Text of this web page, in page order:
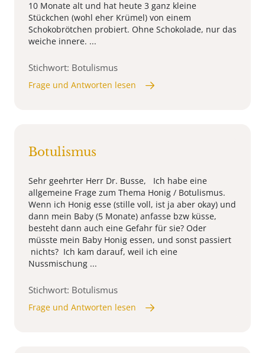
10 Monate alt und hat heute 3 ganz kleine
Stückchen (wohl eher Krümel) von einem
Schokobrötchen probiert. Ohne Schokolade, nur das
weiche innere. ...
Stichwort: Botulismus
Frage und Antworten lesen
Botulismus
Sehr geehrter Herr Dr. Busse, Ich habe eine
allgemeine Frage zum Thema Honig / Botulismus.
Wenn ich Honig esse (stille voll, ist ja aber okay) und
dann mein Baby (5 Monate) anfasse bzw küsse,
besteht dann auch eine Gefahr für sie? Oder
müsste mein Baby Honig essen, und sonst passiert
nichts? Ich kam darauf, weil ich eine
Nussmischung ...
Stichwort: Botulismus
Frage und Antworten lesen